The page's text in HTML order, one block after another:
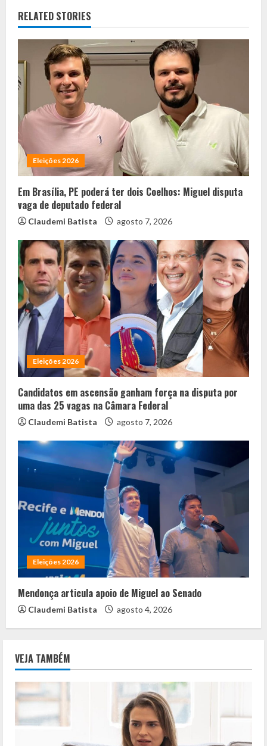
RELATED STORIES
Eleições 2026
Em Brasília, PE poderá ter dois Coelhos: Miguel disputa
vaga de deputado federal
Claudemi Batista agosto 7, 2026
Eleições 2026
Candidatos em ascensão ganham força na disputa por
uma das 25 vagas na Câmara Federal
Claudemi Batista agosto 7, 2026
Eleições 2026
Mendonça articula apoio de Miguel ao Senado
Claudemi Batista agosto 4, 2026
VEJA TAMBÉM